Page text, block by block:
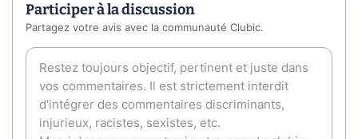
Participer à la discussion
Partagez votre avis avec la communauté Clubic.